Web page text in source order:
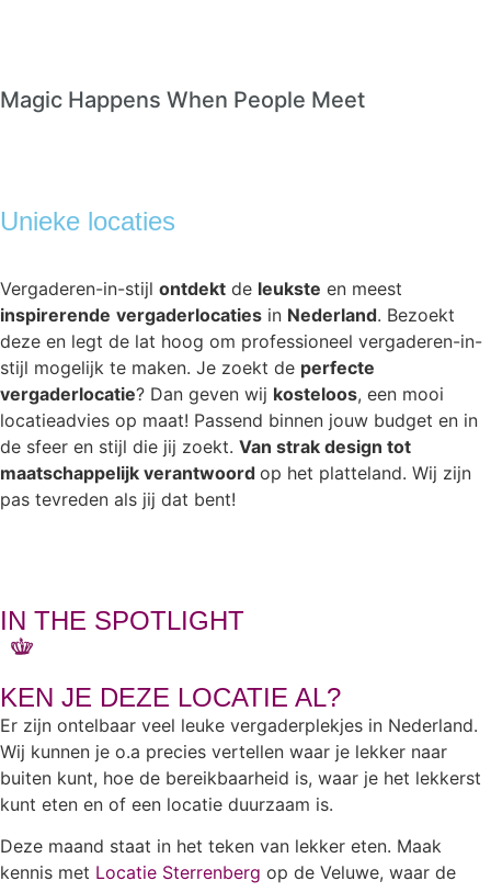
Magic Happens When People Meet
Unieke locaties
Vergaderen-in-stijl ontdekt de leukste en meest
inspirerende vergaderlocaties in Nederland. Bezoekt
deze en legt de lat hoog om professioneel vergaderen-in-
stijl mogelijk te maken. Je zoekt de perfecte
vergaderlocatie? Dan geven wij kosteloos, een mooi
locatieadvies op maat! Passend binnen jouw budget en in
de sfeer en stijl die jij zoekt. Van strak design tot
maatschappelijk verantwoord op het platteland. Wij zijn
pas tevreden als jij dat bent!
IN THE SPOTLIGHT
KEN JE DEZE LOCATIE AL?
Er zijn ontelbaar veel leuke vergaderplekjes in Nederland.
Wij kunnen je o.a precies vertellen waar je lekker naar
buiten kunt, hoe de bereikbaarheid is, waar je het lekkerst
kunt eten en of een locatie duurzaam is.
Deze maand staat in het teken van lekker eten. Maak
kennis met Locatie Sterrenberg op de Veluwe, waar de